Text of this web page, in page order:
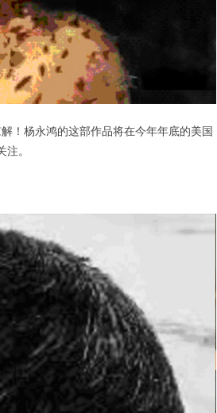
！杨永鸿的这部作品将在今年年底的美国
。